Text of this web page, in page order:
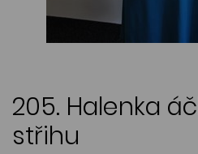
205. Halenka
střihu